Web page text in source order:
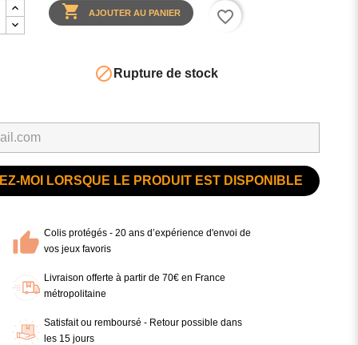
 AJOUTER AU PANIER favorite_border
 Rupture de stock
MOI LORSQUE LE PRODUIT EST DISPONIBLE
Colis protégés - 20 ans d’expérience d'envoi de
vos jeux favoris
Livraison offerte à partir de 70€ en France
métropolitaine
Satisfait ou remboursé - Retour possible dans
les 15 jours